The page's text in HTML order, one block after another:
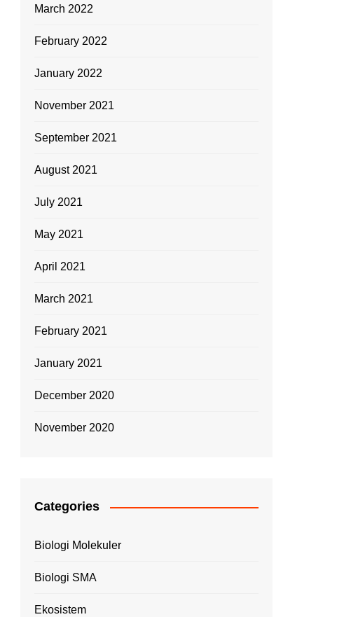
March 2022
February 2022
January 2022
November 2021
September 2021
August 2021
July 2021
May 2021
April 2021
March 2021
February 2021
January 2021
December 2020
November 2020
Categories
Biologi Molekuler
Biologi SMA
Ekosistem